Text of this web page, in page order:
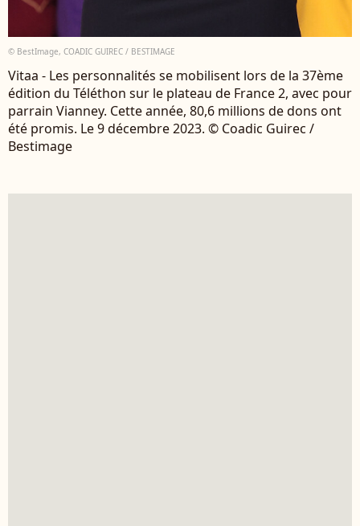
© BestImage, COADIC GUIREC / BESTIMAGE
Vitaa - Les personnalités se mobilisent lors de la 37ème
édition du Téléthon sur le plateau de France 2, avec pour
parrain Vianney. Cette année, 80,6 millions de dons ont
été promis. Le 9 décembre 2023. © Coadic Guirec /
Bestimage